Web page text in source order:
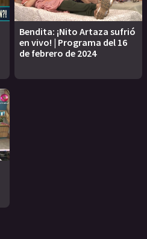
Bendita: ¡Nito Artaza sufrió
en vivo! | Programa del 16
de febrero de 2024